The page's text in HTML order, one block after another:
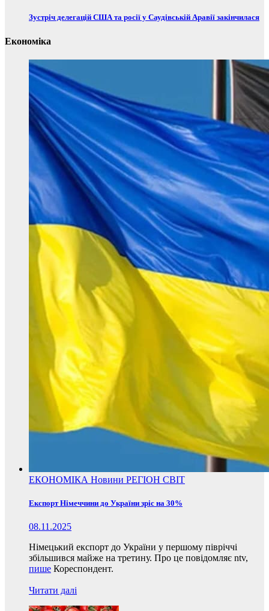
Зустріч делегацій США та росії у Саудівській Аравії закінчилася
Економіка
ЕКОНОМІКА Новини РЕГІОН СВІТ
Експорт Німеччини до України зріс на 30%
08.11.2025
Німецький експорт до України у першому півріччі
збільшився майже на третину. Про це повідомляє ntv,
пише Кореспондент.
Читати далі